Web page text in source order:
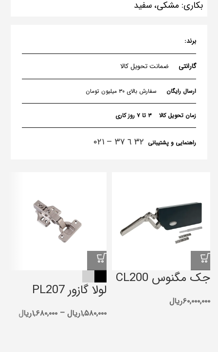
بکاری: مشکی، سفید
برند:
گارانتی ضمانت تحویل کالا
ارسال رایگان سفارش بالای ۳۰ میلیون تومان
زمان تحویل کالا ۳ تا ۷ روز کاری
راهنمایی و پشتیبانی ٣٢ ٦ ٣٧ – ۰۲۱
جک مگنوس CL200
۶۰,۰۰۰,۰۰۰ریال
لولا گازور PL207
۱,۵۸۰,۰۰۰ریال – ۱,۶۸۰,۰۰۰ریال